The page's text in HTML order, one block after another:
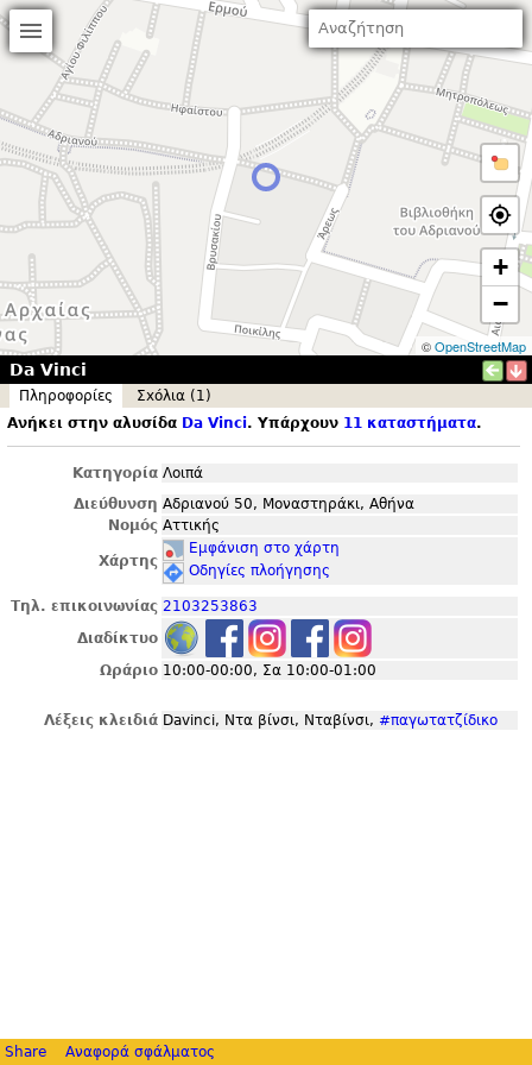
+
−
©OpenStreetMap
Da Vinci
Πληροφορίες
Σxόλια (1)
Ανήκει στην αλυσίδα Da Vinci. Υπάρχουν 11 καταστήματα.
Κατηγορία Λοιπά
Διεύθυνση Αδριανού 50, Μοναστηράκι, Αθήνα
Νομός Αττικής
Χάρτης
Εμφάνιση στο χάρτη
Οδηγίες πλοήγησης
Τηλ. επικοινωνίας 2103253863
Διαδίκτυο
Ωράριο 10:00-00:00, Σα 10:00-01:00
Λέξεις κλειδιά Davinci, Ντα βίνσι, Νταβίνσι, #παγωτατζίδικο
Share Αναφορά σφάλματος